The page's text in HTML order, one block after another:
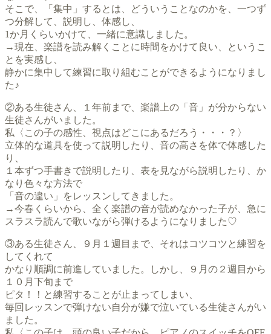
そこで、「集中」するとは、どういうことなのかを、一つず
つ分解して、説明し、体感し、
1か月くらいかけて、一緒に意識しました。
→現在、楽譜を読み解くことに時間をかけて良い、というこ
とを実感し、
静かに集中して練習に取り組むことができるようになりまし
た♪
②ある生徒さん、１年前まで、楽譜上の「音」が分からない
生徒さんがいました。
私〈この子の感性、視点はどこにあるだろう・・・？〉
立体的な道具を使って説明したり、音の高さを体で体感した
り、
１本ずつ手書きで説明したり、表を見ながら説明したり、か
なり色々な方法で
「音の違い」をレッスンしてきました。
→今春くらいから、全く楽譜の音が読めなかった子が、急に
スラスラ読んで歌いながら弾けるようになりました♡
③ある生徒さん、９月１週目まで、それはコツコツと練習を
してくれて
かなり順調に前進していました。しかし、９月の２週目から
１０月下旬まで
ピタ！！と練習することが止まってしまい、
毎回レッスンで弾けない自分が嫌で泣いている生徒さんがい
ました。